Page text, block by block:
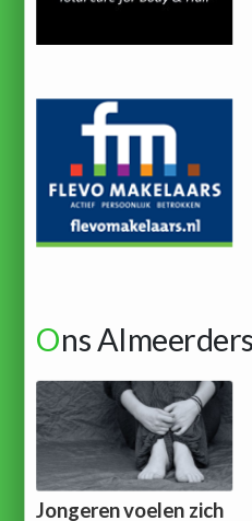
Ons
Jongeren voelen zich